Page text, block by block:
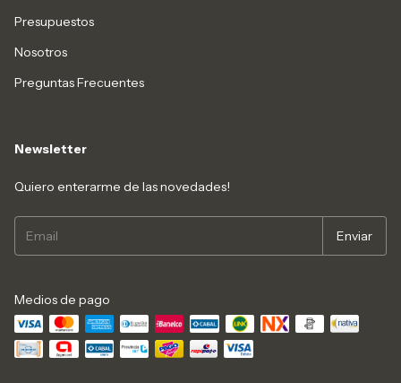
Presupuestos
Nosotros
Preguntas Frecuentes
Newsletter
Quiero enterarme de las novedades!
Medios de pago